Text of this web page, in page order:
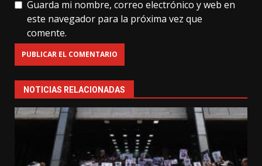
Guarda mi nombre, correo electrónico y web en
este navegador para la próxima vez que
comente.
NOTICIAS RELACIONADAS